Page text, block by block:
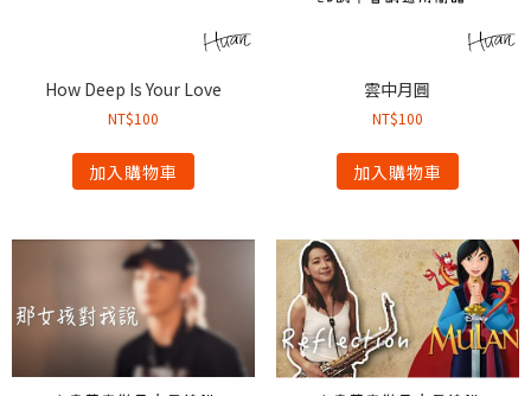
How Deep Is Your Love
NT$100
加入購物車
雲中月圓
NT$100
加入購物車